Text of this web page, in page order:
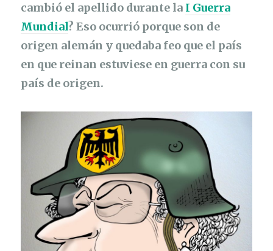
cambió el apellido durante la I Guerra
Mundial? Eso ocurrió porque son de
origen alemán y quedaba feo que el país
en que reinan estuviese en guerra con su
país de origen.